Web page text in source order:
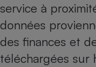
service à
données
des finances et
téléchargées sur